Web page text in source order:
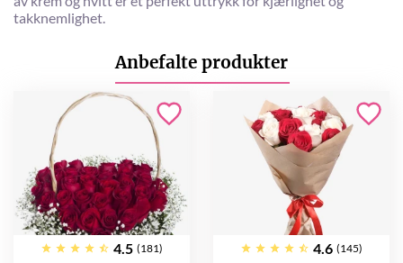
takknemlighet.
Anbefalte produkter
4.5 (181) 4.6 (145)